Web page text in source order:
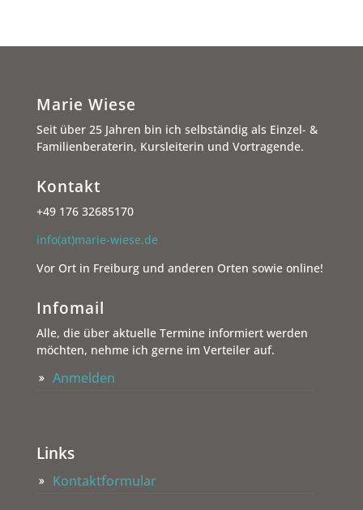
Marie Wiese
Seit über 25 Jahren bin ich selbständig als Einzel- &
Familienberaterin, Kursleiterin und Vortragende.
Kontakt
+49 176 32685170
info(at)marie-wiese.de
Vor Ort in Freiburg und anderen Orten sowie online!
Infomail
Alle, die über aktuelle Termine informiert werden
möchten, nehme ich gerne im Verteiler auf.
Anmelden
Links
Kontaktformular